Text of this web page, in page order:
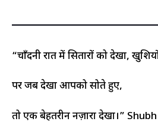
“चाँदनी रात में सितारों को देखा,
पर जब देखा आपको सोते हुए,
तो एक बेहतरीन नज़ारा देखा।”